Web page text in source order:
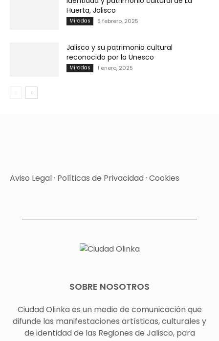
Huerta, Jalisco
Miradas 5 febrero, 2025
Jalisco y su patrimonio cultural
reconocido por la Unesco
Miradas 1 enero, 2025
Aviso Legal· Políticas de Privacidad· Cookies
SOBRE NOSOTROS
Ciudad Olinka es un medio de comunicación que
difunde las manifestaciones artísticas, culturales y
de identidad de las Regiones de Jalisco, para